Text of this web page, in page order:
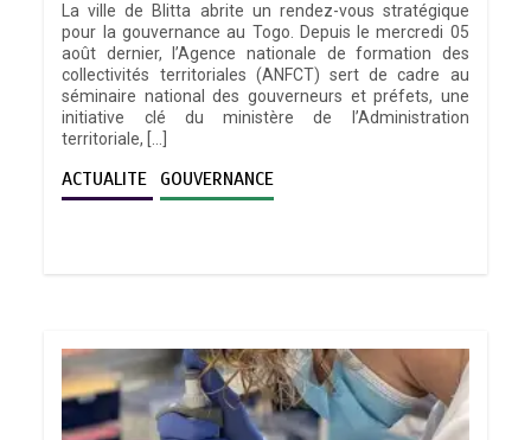
La ville de Blitta abrite un rendez-vous stratégique
pour la gouvernance au Togo. Depuis le mercredi 05
août dernier, l’Agence nationale de formation des
collectivités territoriales (ANFCT) sert de cadre au
séminaire national des gouverneurs et préfets, une
initiative clé du ministère de l’Administration
territoriale, […]
ACTUALITE GOUVERNANCE